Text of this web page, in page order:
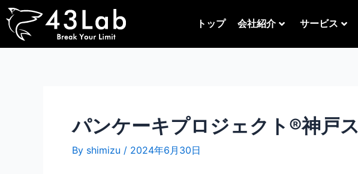
内
容
トップ 会社紹介 サービス
パンケーキプロジェクト®︎神戸
By shimizu / 2024年6月30日
Post
navigation